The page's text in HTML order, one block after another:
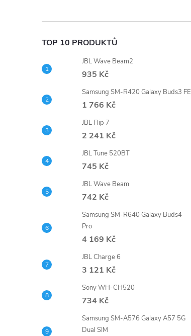
p
a
n
e
TOP 10 PRODUKTŮ
JBL Wave Beam2
935 Kč
Samsung SM-R420 Galaxy Buds3 FE
1 766 Kč
JBL Flip 7
2 241 Kč
JBL Tune 520BT
745 Kč
JBL Wave Beam
742 Kč
Samsung SM-R640 Galaxy Buds4
Pro
4 169 Kč
JBL Charge 6
3 121 Kč
Sony WH-CH520
734 Kč
Samsung SM-A576 Galaxy A57 5G
Dual SIM